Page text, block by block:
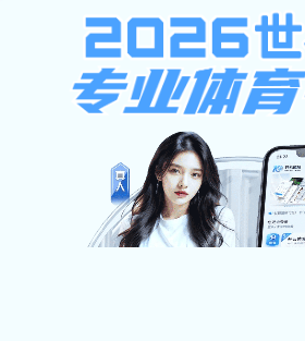
bat365在线
bat365在线园文化网（雪缘园即时